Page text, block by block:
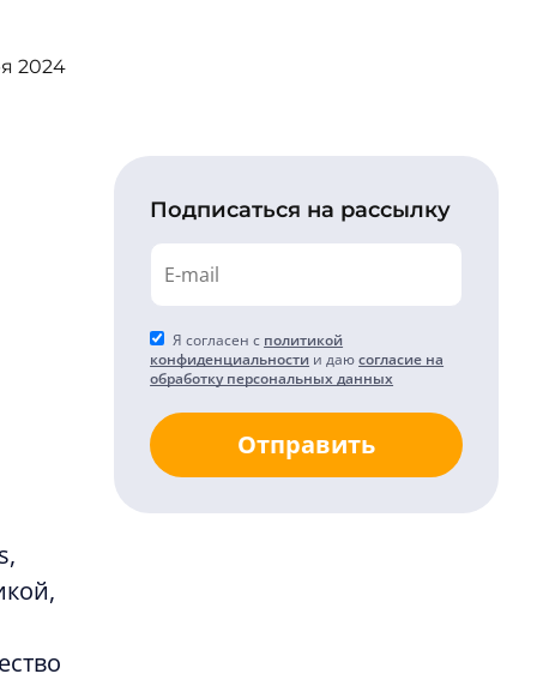
2024
Подписаться на рассылку
Я согласен с политикой
конфиденциальности и даюсогласие на
обработку персональных данных
Отправить